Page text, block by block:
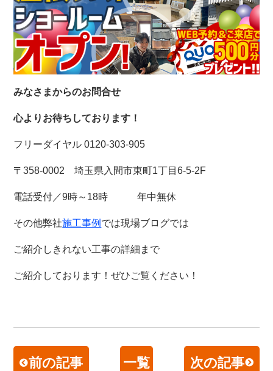
みなさまからのお問合せ
心よりお待ちしております！
フリーダイヤル 0120-303-905
〒358-0002 埼玉県入間市東町1丁目6-5-2F
電話受付／9時～18時 年中無休
その他弊社施工事例 では現場ブログでは
ご紹介しきれない工事の詳細まで
ご紹介しております！ぜひご覧ください！
前の記事 一覧 次の記事